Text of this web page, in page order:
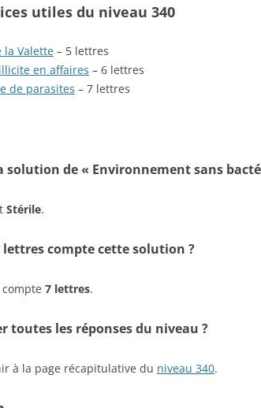
utiles du niveau 340
la Valette – 5 lettres
en affaires – 6 lettres
de parasites – 7 lettres
solution de « Environnement sans
Stérile.
lettres compte cette solution ?
7 lettres.
toutes les réponses du niveau ?
à la page récapitulative du niveau 340.